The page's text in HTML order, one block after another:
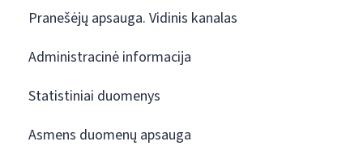
Pranešėjų apsauga. Vidinis kanalas
Administracinė informacija
Statistiniai duomenys
Asmens duomenų apsauga